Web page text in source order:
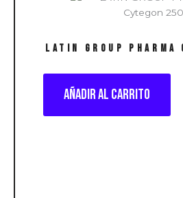
LATIN GROUP
Añadir al carrito